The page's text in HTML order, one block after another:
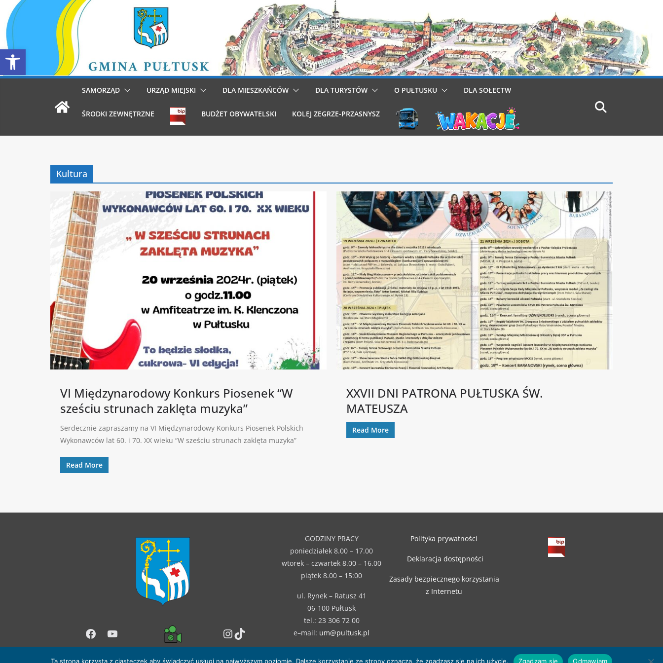
Otwórz pasek narzędzi
Przejdź
do
treści
SAMORZĄD URZĄD MIEJSKI DLA MIESZKAŃCÓW DLA TURYSTÓW O PUŁTUSKU DLA SOŁECTW
ŚRODKI ZEWNĘTRZNE BUDŻET OBYWATELSKI KOLEJ ZEGRZE-PRZASNYSZ
Kultura
VI Międzynarodowy Konkurs Piosenek “W
sześciu strunach zaklęta muzyka”
Serdecznie zapraszamy na VI Międzynarodowy Konkurs Piosenek Polskich
Wykonawców lat 60. i 70. XX wieku “W sześciu strunach zaklęta muzyka”
Read More
XXVII DNI PATRONA PUŁTUSKA ŚW.
MATEUSZA
Read More
Facebook
YouTube Instagram
TikTok
GODZINY PRACY
poniedziałek 8.00 – 17.00
wtorek – czwartek 8.00 – 16.00
piątek 8.00 – 15:00
ul. Rynek – Ratusz 41
06-100 Pułtusk
tel.: 23 306 72 00
e–mail: um@pultusk.pl
Polityka prywatności
Deklaracja dostępności
Zasady bezpiecznego korzystania
z Internetu
Ta strona korzysta z ciasteczek aby świadczyć usługi na najwyższym poziomie. Dalsze korzystanie ze strony oznacza, że zgadzasz się na ich użycie. Zgadzam się Odmawiam